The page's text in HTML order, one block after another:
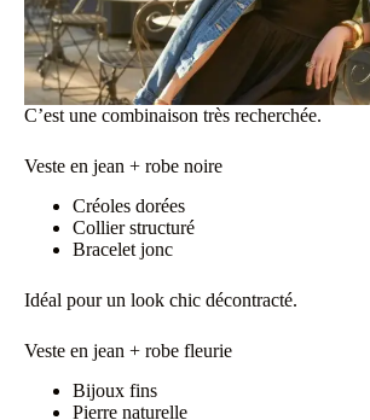
C’est une combinaison très recherchée.
Veste en jean + robe noire
Créoles dorées
Collier structuré
Bracelet jonc
Idéal pour un look chic décontracté.
Veste en jean + robe fleurie
Bijoux fins
Pierre naturelle